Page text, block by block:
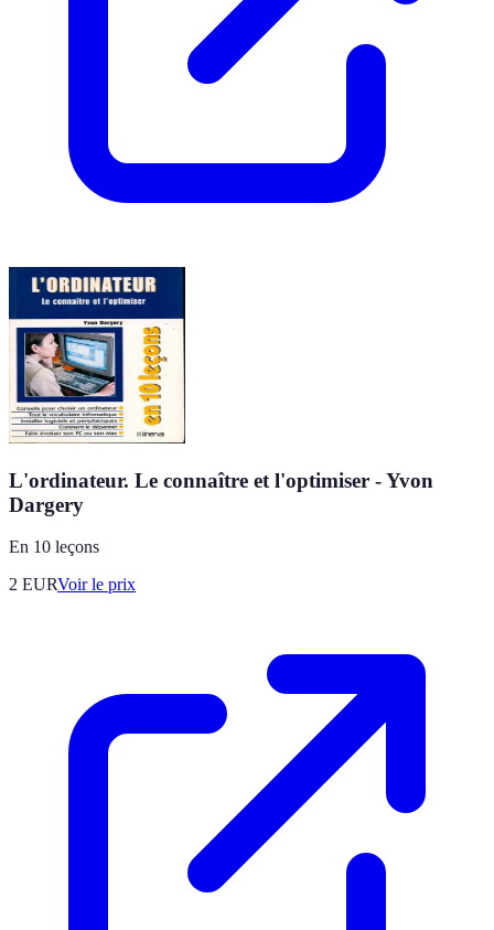
L'ordinateur. Le connaître et l'optimiser - Yvon
Dargery
En 10 leçons
2 EURVoir le prix